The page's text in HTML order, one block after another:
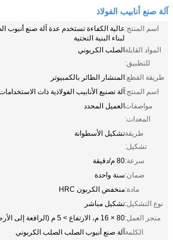
آلة صنع أنابيب الفولاذ
اسم المنتج:عالية الكفاءة تستخدم عدة آلة صنع أنبوب
لبناء البنية التحتية
المواد القابلة
للتطبيق:
الصلب الكربوني
طريقة القطع:المنشار الطائر بالكمبيوتر
اسم المنتج:آلة تصنيع الأنابيب الفولاذية ذات
مواصفات
المعدات:
العميل المحدد
طريقة
تشكيل:
تشكيل الأسطوانة
سرعة:80 م/دقيقة
ضمان:سنة واحدة
مادة:منخفض الكربون HRC
نوع التشكيل:تشكيل مباشر
متجر العمل:80 × 16 م، الارتفاع > 5 م (الرافعة إلى الأرض)
الكلمةآلة صنع أنبوب الصلب الصلب الكربوني